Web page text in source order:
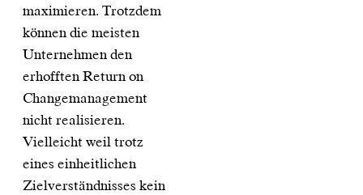
maximieren. Trotzdem
können die meisten
Unternehmen den
erhofften Return on
Changemanagement
nicht realisieren.
Vielleicht weil trotz
eines einheitlichen
Zielverständnisses kein